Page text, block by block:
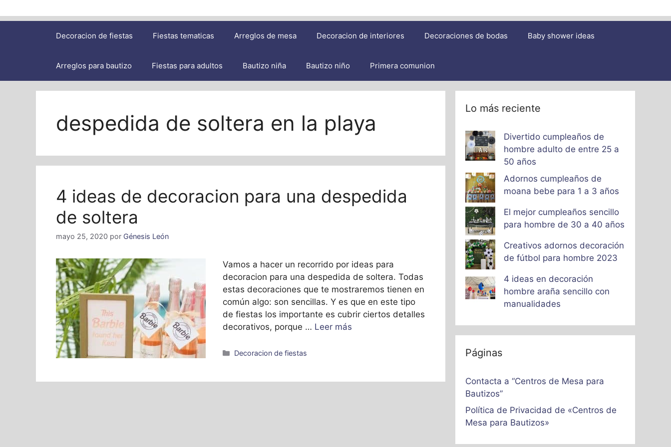
Decoracion de fiestas Fiestas tematicas Arreglos de mesa Decoracion de interiores Decoraciones de bodas Baby shower ideas
Arreglos para bautizo Fiestas para adultos Bautizo niña Bautizo niño Primera comunion
despedida de soltera en la playa
4 ideas de decoracion para una despedida
de soltera
mayo 25, 2020 por Génesis León
Vamos a hacer un recorrido por ideas para
decoracion para una despedida de soltera. Todas
estas decoraciones que te mostraremos tienen en
común algo: son sencillas. Y es que en este tipo
de fiestas los importante es cubrir ciertos detalles
decorativos, porque … Leer más
Categorías
Decoracion de fiestas
Lo más reciente
Divertido cumpleaños de
hombre adulto de entre 25 a
50 años
Adornos cumpleaños de
moana bebe para 1 a 3 años
El mejor cumpleaños sencillo
para hombre de 30 a 40 años
Creativos adornos decoración
de fútbol para hombre 2023
4 ideas en decoración
hombre araña sencillo con
manualidades
Páginas
Contacta a “Centros de Mesa para
Bautizos”
Política de Privacidad de «Centros de
Mesa para Bautizos»